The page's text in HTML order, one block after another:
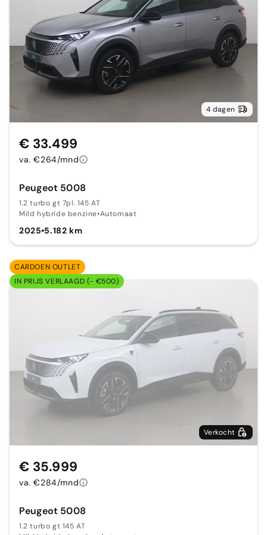
4 dagen
Peugeot 5008
1.2 turbo gt 7pl. 145 AT
Mild hybride benzine•Automaat
2025•5.182 km
€ 33.499
va. €264/mnd
CARDOEN OUTLET
IN PRIJS VERLAAGD (- €500)
Verkocht
Peugeot 5008
1.2 turbo gt 145 AT
€ 35.999
va. €284/mnd